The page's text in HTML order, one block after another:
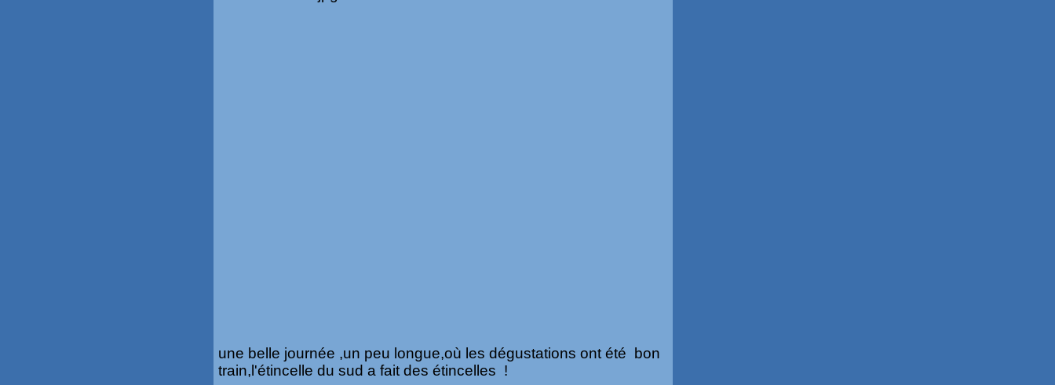
une belle journée ,un peu longue,où les dégustations ont été bon
train,l'étincelle du sud a fait des étincelles !